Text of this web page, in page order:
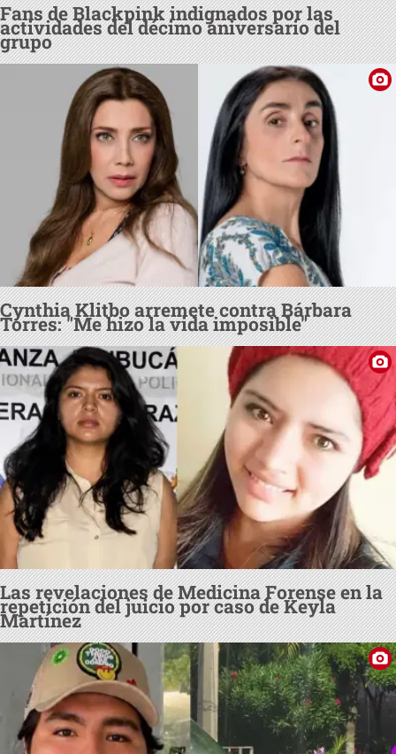
Fans de Blackpink indignados por las
actividades del décimo aniversario del
grupo
Cynthia Klitbo arremete contra Bárbara
Torres: "Me hizo la vida imposible"
Las revelaciones de Medicina Forense en la
repetición del juicio por caso de Keyla
Martínez